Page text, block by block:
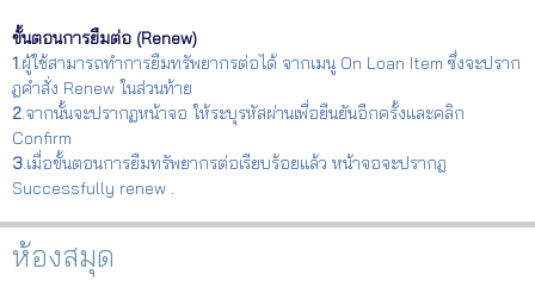
ขั้นตอนการยืมต่อ (Renew)
1.ผู้ใช้สามารถทำการยืมทรัพยากรต่อได้ จากเมนู On Loan Item ซึ่งจะปราก
ฎคำสั่ง Renew ในส่วนท้าย
2.จากนั้นจะปรากฏหน้าจอ ให้ระบุรหัสผ่านเพื่อยืนยันอีกครั้งและคลิก
Confirm
3.เมื่อขั้นตอนการยืมทรัพยากรต่อเรียบร้อยแล้ว หน้าจอจะปรากฎ
Successfully renew .
ห้องสมุด